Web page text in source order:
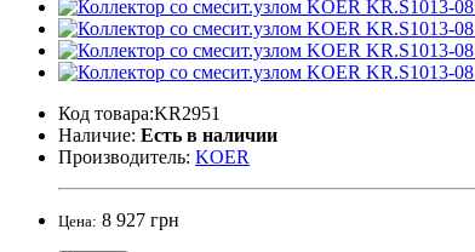
Код товара:KR2951
Наличие: Есть в наличии
Производитель: KOER
Цена: 8 927 грн